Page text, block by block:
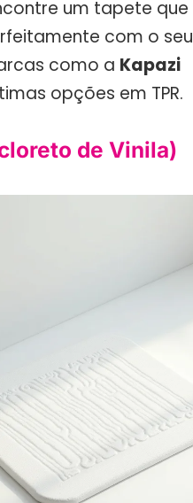
um tapete que
com o seu
como a Kapazi
opções em TPR.
de Vinila)